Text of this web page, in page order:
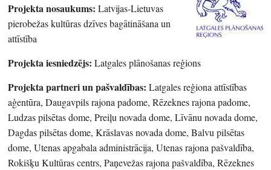
Projekta nosaukums: Latvijas-Lietuvas
pierobežas kultūras dzīves bagātināšana un
attīstība
Projekta iesniedzējs: Latgales plānošanas reģions
Projekta partneri un pašvaldības: Latgales reģiona attīstības
aģentūra, Daugavpils rajona padome, Rēzeknes rajona padome,
Ludzas pilsētas dome, Preiļu novada dome, Līvānu novada dome,
Dagdas pilsētas dome, Krāslavas novada dome, Balvu pilsētas
dome, Utenas apgabala administrācija, Utenas rajona pašvaldība,
Rokišķu Kultūras centrs, Paņevežas rajona pašvaldība, Rēzeknes